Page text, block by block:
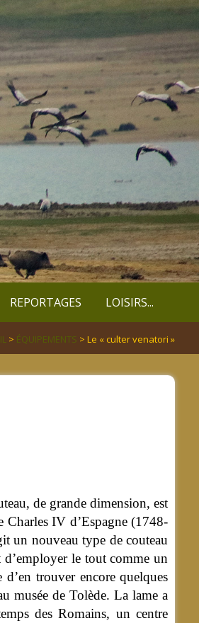
REPORTAGES LOISIRS...
> ÉQUIPEMENTS > Le « culter venatori »
de grande dimension, est
Charles IV d’Espagne (1748-
un nouveau type de couteau
le tout comme un
trouver encore quelques
musée de Tolède. La lame a
des Romains, un centre